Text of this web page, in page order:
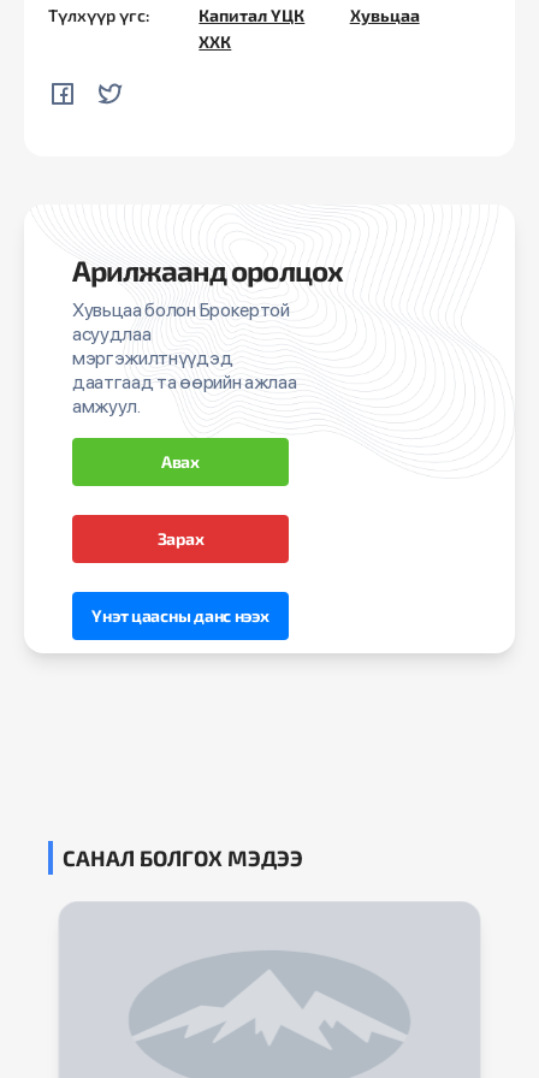
Түлхүүр үгс:
Капитал ҮЦК
ХХК
Хувьцаа
Арилжаанд оролцох
Хувьцаа болон Брокертой
асуудлаа
мэргэжилтнүүдэд
даатгаад та өөрийн ажлаа
амжуул.
Авах
Зарах
Үнэт цаасны данс нээх
САНАЛ БОЛГОХ МЭДЭЭ